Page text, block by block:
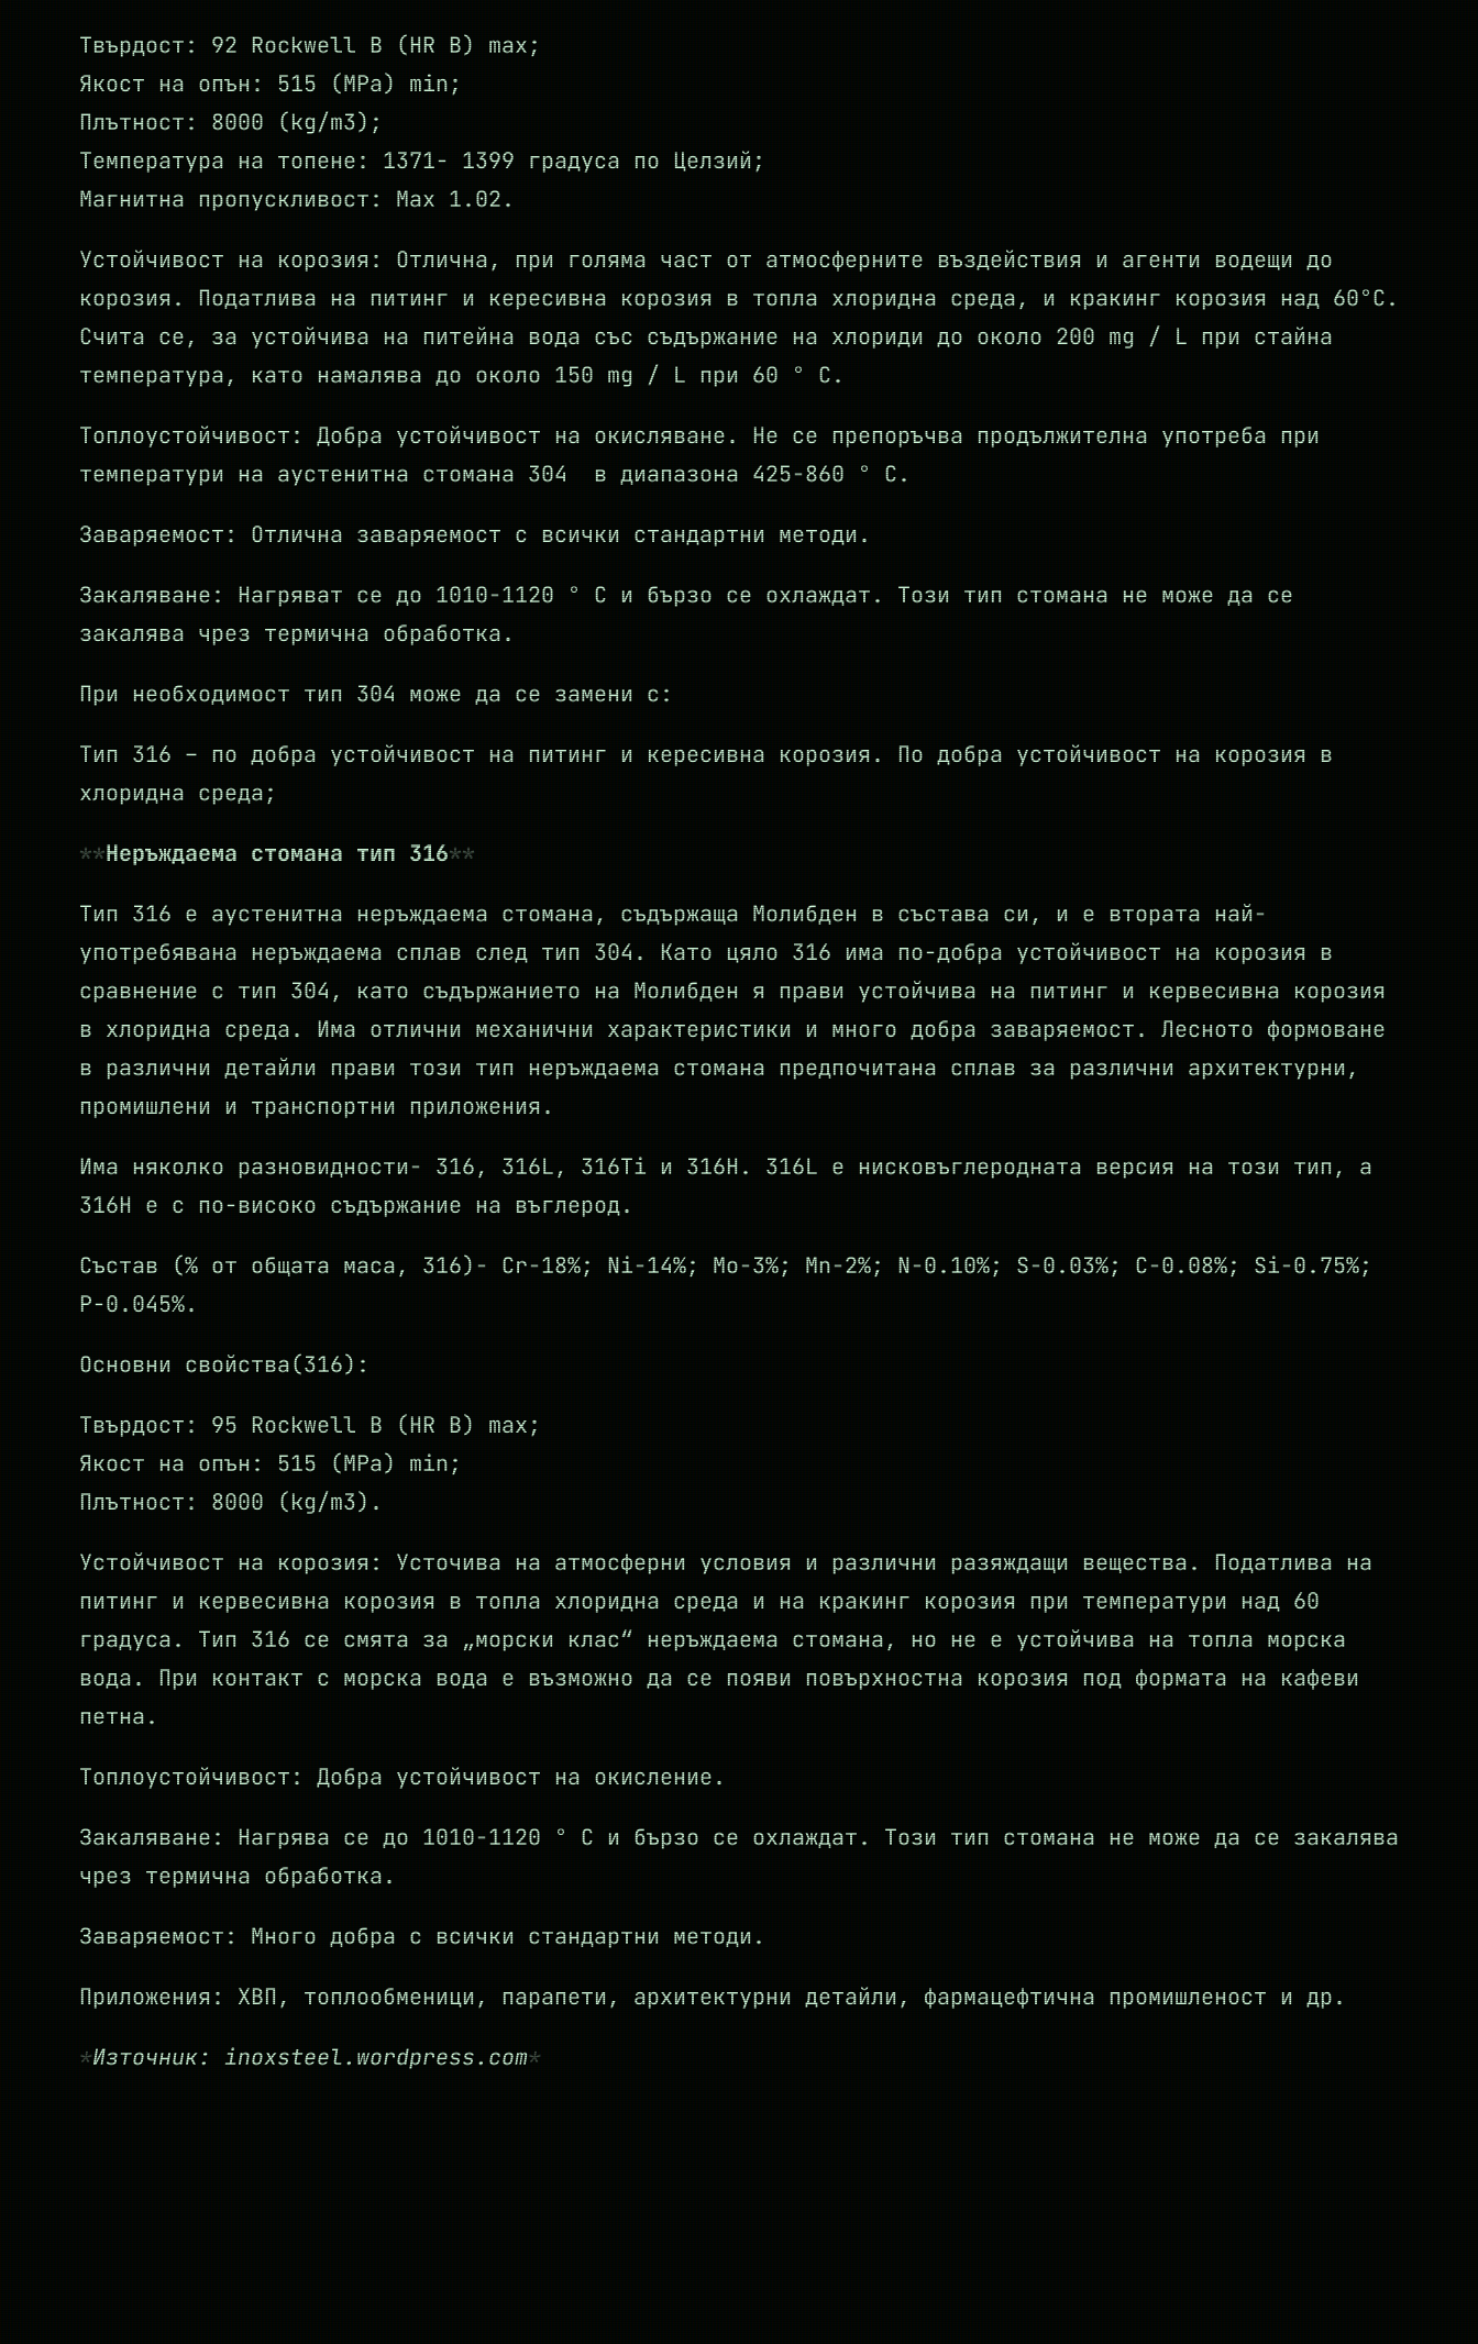
Твърдост: 92 Rockwell B (HR B) max;
Якост на опън: 515 (MPa) min;
Плътност: 8000 (kg/m3);
Температура на топене: 1371- 1399 градуса по Целзий;
Магнитна пропускливост: Max 1.02.
Устойчивост на корозия: Отлична, при голяма част от атмосферните въздействия и агенти водещи до
корозия. Податлива на питинг и кересивна корозия в топла хлоридна среда, и кракинг корозия над 60°C.
Счита се, за устойчива на питейна вода със съдържание на хлориди до около 200 mg / L при стайна
температура, като намалява до около 150 mg / L при 60 ° С.
Топлоустойчивост: Добра устойчивост на окисляване. Не се препоръчва продължителна употреба при
температури на аустенитна стомана 304 в диапазона 425-860 ° С.
Заваряемост: Отлична заваряемост с всички стандартни методи.
Закаляване: Нагряват се до 1010-1120 ° С и бързо се охлаждат. Този тип стомана не може да се
закалява чрез термична обработка.
При необходимост тип 304 може да се замени с:
Тип 316 – по добра устойчивост на питинг и кересивна корозия. По добра устойчивост на корозия в
хлоридна среда;
Неръждаема стомана тип 316
Тип 316 е аустенитна неръждаема стомана, съдържаща Молибден в състава си, и е втората най-
употребявана неръждаема сплав след тип 304. Като цяло 316 има по-добра устойчивост на корозия в
сравнение с тип 304, като съдържанието на Молибден я прави устойчива на питинг и кервесивна корозия
в хлоридна среда. Има отлични механични характеристики и много добра заваряемост. Лесното формоване
в различни детайли прави този тип неръждаема стомана предпочитана сплав за различни архитектурни,
промишлени и транспортни приложения.
Има няколко разновидности- 316, 316L, 316Ti и 316H. 316L е нисковъглеродната версия на този тип, а
316Н е с по-високо съдържание на въглерод.
Състав (% от общата маса, 316)- Cr-18%; Ni-14%; Mo-3%; Mn-2%; N-0.10%; S-0.03%; C-0.08%; Si-0.75%;
P-0.045%.
Основни свойства(316):
Твърдост: 95 Rockwell B (HR B) max;
Якост на опън: 515 (MPa) min;
Плътност: 8000 (kg/m3).
Устойчивост на корозия: Усточива на атмосферни условия и различни разяждащи вещества. Податлива на
питинг и кервесивна корозия в топла хлоридна среда и на кракинг корозия при температури над 60
градуса. Тип 316 се смята за „морски клас“ неръждаема стомана, но не е устойчива на топла морска
вода. При контакт с морска вода е възможно да се появи повърхностна корозия под формата на кафеви
петна.
Топлоустойчивост: Добра устойчивост на окисление.
Закаляване: Нагрява се до 1010-1120 ° С и бързо се охлаждат. Този тип стомана не може да се закалява
чрез термична обработка.
Заваряемост: Много добра с всички стандартни методи.
Приложения: ХВП, топлообменици, парапети, архитектурни детайли, фармацефтична промишленост и др.
Източник: inoxsteel.wordpress.com